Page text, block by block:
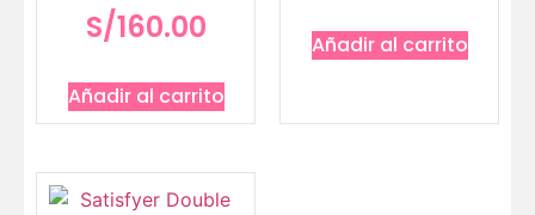
S/160.00
Añadir al carrito
Añadir al carrito